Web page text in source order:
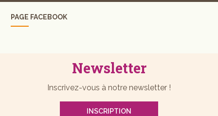
PAGE FACEBOOK
Newsletter
Inscrivez-vous à notre newsletter !
INSCRIPTION